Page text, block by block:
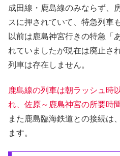
成田線・鹿島線のみならず、
スに押されていて、特急列車
以前は鹿島神宮行きの特急「
れていましたが現在は廃止さ
列車は存在しません。
鹿島線の列車は朝ラッシュ時
れ、佐原～鹿島神宮の所要時
また鹿島臨海鉄道との接続は
ます。